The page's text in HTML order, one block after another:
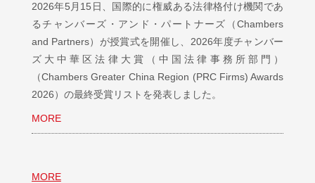
2026年5月15日、国際的に権威ある法律格付け機関であ
るチャンバーズ・アンド・パートナーズ（Chambers
and Partners）が授賞式を開催し、2026年度チャンバー
ズ大中華区法律大賞（中国法律事務所部門）
（Chambers Greater China Region (PRC Firms) Awards
2026）の最終受賞リストを発表しました。
MORE
MORE